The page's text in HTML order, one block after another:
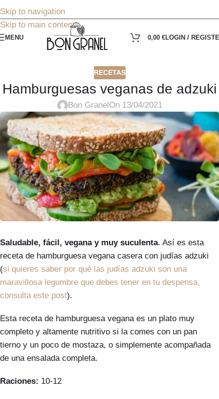
Skip to navigation
Skip to main content
MENU 0,00 €LOGIN /
RECETAS
Hamburguesas veganas de adzuki
Bon Granel On 13/04/2021
Saludable, fácil, vegana y muy suculenta. Así es esta
receta de hamburguesa vegana casera con judías adzuki
(si quieres saber por qué las judías adzuki son una
maravillosa legumbre que debes tener en tu despensa,
consulta este post).
Esta receta de hamburguesa vegana es un plato muy
completo y altamente nutritivo si la comes con un pan
tierno y un poco de mostaza, o simplemente acompañada
de una ensalada completa.
Raciones: 10-12